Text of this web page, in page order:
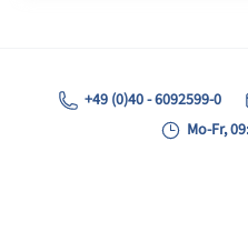
+49 (0)40 - 6092599-0
Mo-Fr,